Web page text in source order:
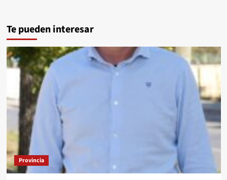
Te pueden interesar
Provincia